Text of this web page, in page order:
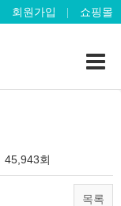
회원가입 쇼핑몰
45,943회
목록